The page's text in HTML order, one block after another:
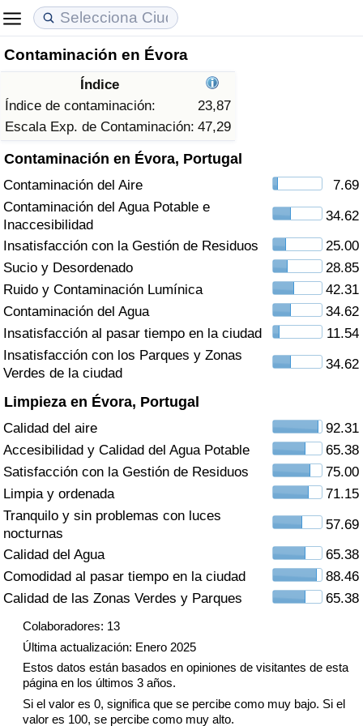
Contaminación en Évora
Índice
Índice de contaminación:
23,87
Escala Exp. de Contaminación: 47,29
Contaminación en Évora, Portugal
Contaminación del Aire
7.69
Contaminación del Agua Potable e
Inaccesibilidad
34.62
Insatisfacción con la Gestión de Residuos
25.00
Sucio y Desordenado
28.85
Ruido y Contaminación Lumínica
42.31
Contaminación del Agua
34.62
Insatisfacción al pasar tiempo en la ciudad
11.54
Insatisfacción con los Parques y Zonas
Verdes de la ciudad
34.62
Limpieza en Évora, Portugal
Calidad del aire
92.31
Accesibilidad y Calidad del Agua Potable
65.38
Satisfacción con la Gestión de Residuos
75.00
Limpia y ordenada
71.15
Tranquilo y sin problemas con luces
nocturnas
57.69
Calidad del Agua
65.38
Comodidad al pasar tiempo en la ciudad
88.46
Calidad de las Zonas Verdes y Parques
65.38
Colaboradores: 13
Última actualización: Enero 2025
Estos datos están basados en opiniones de visitantes de esta
página en los últimos 3 años.
Si el valor es 0, significa que se percibe como muy bajo. Si el
valor es 100, se percibe como muy alto.
Coste de vida
Índice de Costo de Vida (Actual)
Índice de Costo de Vida
Índice de costo de vida por país
en aqaba
Precios de las propiedades
Índice de Precios de Inmuebles (Actual)
Índice de Precios de Inmuebles
Índice de Precios de Inmuebles por País
Calidad de Vida
Índice de Calidad de Vida
Índice de Calidad de Vida (Actual)
Índice de calidad de vida por país
Delincuencia
Calificación del Índice de Criminalidad
(Actual)
Índice de Criminalidad
Índice de criminalidad por país
Sanidad
Índice de Sanidad (Actual)
Índice de Sanidad
Índice de Sanidad por País
Contaminación
Índice de Contaminación (Actual)
Índice de contaminación
Índice de Contaminación por País